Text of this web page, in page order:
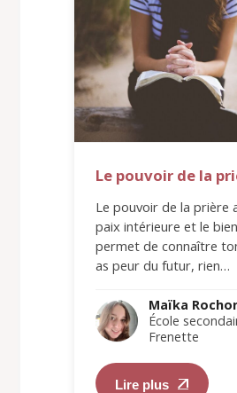
Le pouvoir de la
Le pouvoir de la prière
paix intérieure et le
permet de connaître
as peur du futur, rien…
Maïka
École
Frenette
Lire plus